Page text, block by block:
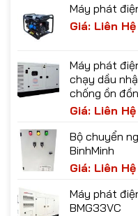
Máy phát
Giá: Liên Hệ
Máy phát
chạy dầu
chống ồn
Giá: Liên Hệ
Bộ chuyển
BinhMinh
Giá: Liên Hệ
Máy phát
BMG33VC